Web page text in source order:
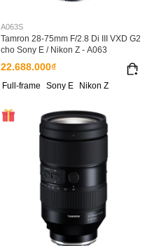
A063S
Tamron 28-75mm F/2.8 Di III VXD G2
cho Sony E / Nikon Z - A063
22.688.000₫
Full-frame Sony E Nikon Z